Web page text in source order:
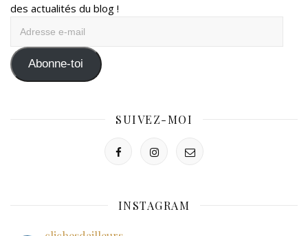
des actualités du blog !
mail Abonne-toi
SUIVEZ-MOI
INSTAGRAM